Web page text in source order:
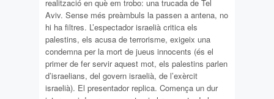
realització en què em trobo: una trucada de Tel
Aviv. Sense més preàmbuls la passen a antena, no
hi ha filtres. L’espectador israelià critica els
palestins, els acusa de terrorisme, exigeix una
condemna per la mort de jueus innocents (és el
primer de fer servir aquest mot, els palestins parlen
d’israelians, del govern israelià, de l’exèrcit
israelià). El presentador replica. Comença un dur